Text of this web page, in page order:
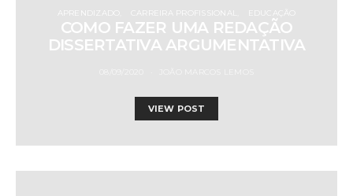
APRENDIZADO CARREIRA PROFISSIONAL EDUCAÇÃO
COMO FAZER UMA REDAÇÃO
DISSERTATIVA ARGUMENTATIVA
VIEW POST